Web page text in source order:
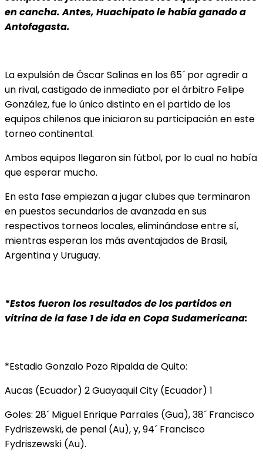
en cancha. Antes, Huachipato le había ganado a
Antofagasta.
La expulsión de Óscar Salinas en los 65´ por agredir a
un rival, castigado de inmediato por el árbitro Felipe
González, fue lo único distinto en el partido de los
equipos chilenos que iniciaron su participación en este
torneo continental.
Ambos equipos llegaron sin fútbol, por lo cual no había
que esperar mucho.
En esta fase empiezan a jugar clubes que terminaron
en puestos secundarios de avanzada en sus
respectivos torneos locales, eliminándose entre sí,
mientras esperan los más aventajados de Brasil,
Argentina y Uruguay.
*Estos fueron los resultados de los partidos en
vitrina de la fase 1 de ida en Copa Sudamericana:
*Estadio Gonzalo Pozo Ripalda de Quito:
Aucas (Ecuador) 2 Guayaquil City (Ecuador) 1
Goles: 28´ Miguel Enrique Parrales (Gua), 38´ Francisco
Fydriszewski, de penal (Au), y, 94´ Francisco
Fydriszewski (Au).